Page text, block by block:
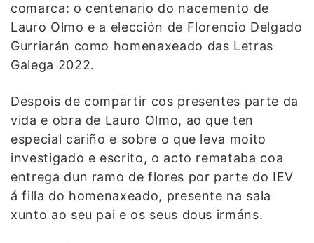
comarca: o centenario do nacemento de
Lauro Olmo e a elección de Florencio Delgado
Gurriarán como homenaxeado das Letras
Galega 2022.
Despois de compartir cos presentes parte da
vida e obra de Lauro Olmo, ao que ten
especial cariño e sobre o que leva moito
investigado e escrito, o acto remataba coa
entrega dun ramo de flores por parte do IEV
á filla do homenaxeado, presente na sala
xunto ao seu pai e os seus dous irmáns.